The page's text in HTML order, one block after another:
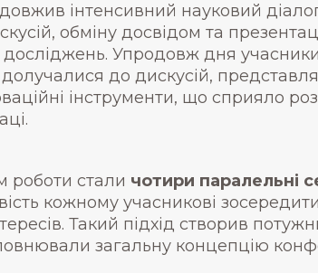
інтенсивний науковий
обміну досвідом та
Упродовж дня учасники
до дискусій,
інструменти, що сприяло
стали чотири паралельні
кожному учасникові
Такий підхід створив
загальну концепцію